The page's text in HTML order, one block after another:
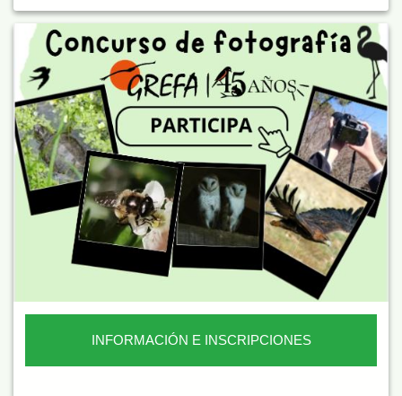
INFORMACIÓN E INSCRIPCIONES